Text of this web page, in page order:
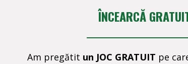
ÎNCEARCĂ
Am pregătit un JOC GRATUIT pe